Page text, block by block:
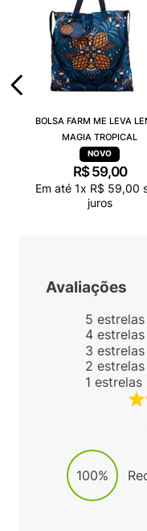
BOLSA FARM ME LEVA
MAGIA TROPICAL
R$ 59,00
Em até 1x R$ 59,00
juros
Avaliações
5 estrelas
4 estrelas
3 estrelas
2 estrelas
1 estrelas
100%